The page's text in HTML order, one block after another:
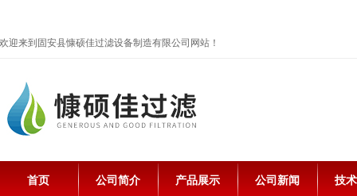
欢迎来到固安县慷硕佳过滤设备制造有限公司网站！
首页 公司简介 产品展示 公司新闻 技